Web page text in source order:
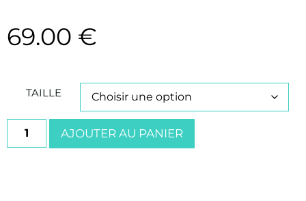
69.00 €
TAILLE
AJOUTER AU PANIER